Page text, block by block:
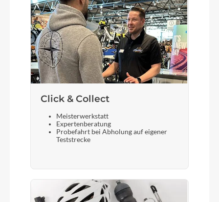
Steuersatz
Acros, A-Headset, semi-integriert, Tapered, mit
integrierter Kabeldurchführung
Sattel
Gabel
BGM Allroad Carbon, Carbon Steuerrohr,
Display
TQ, integriert im Oberrohr
Click & Collect
Meisterwerkstatt
Expertenberatung
Probefahrt bei Abholung auf eigener
Teststrecke